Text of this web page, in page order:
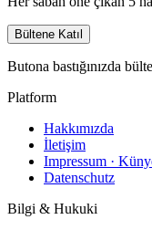
Bültene Katıl
Butona bastığınızda
Platform
Hakkımızda
İletişim
Impressum ·
Datenschutz
Bilgi & Hukuki